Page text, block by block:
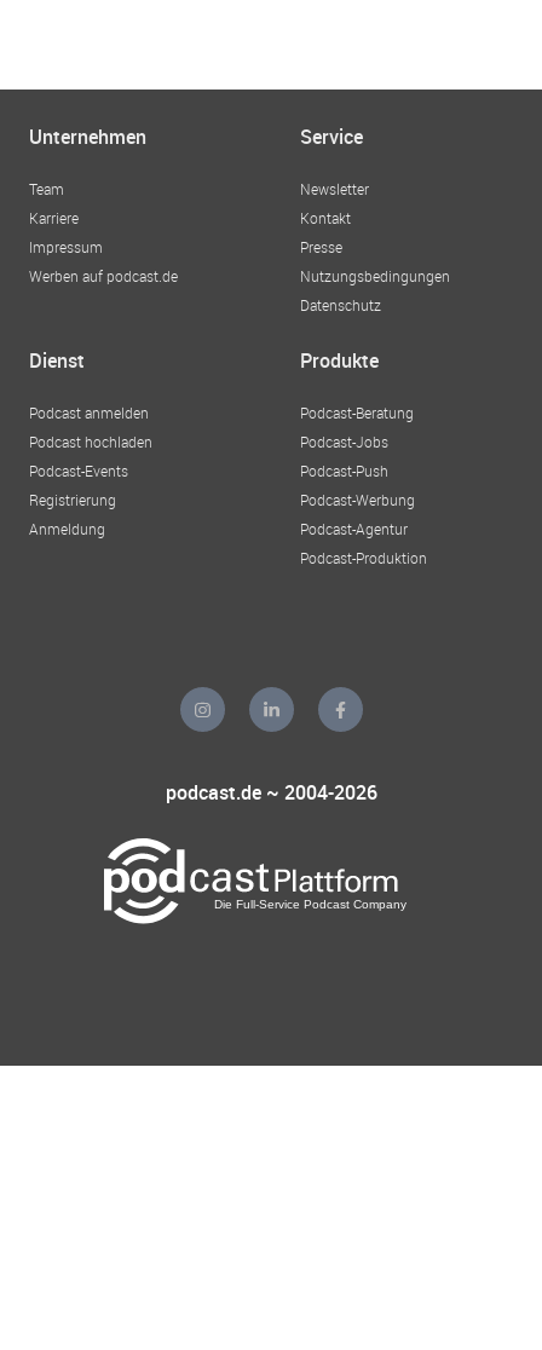
Unternehmen
Team
Karriere
Impressum
Werben auf podcast.de
Service
Newsletter
Kontakt
Presse
Nutzungsbedingungen
Datenschutz
Dienst
Podcast anmelden
Podcast hochladen
Podcast-Events
Registrierung
Anmeldung
Produkte
Podcast-Beratung
Podcast-Jobs
Podcast-Push
Podcast-Werbung
Podcast-Agentur
Podcast-Produktion
podcast.de ~ 2004-2026